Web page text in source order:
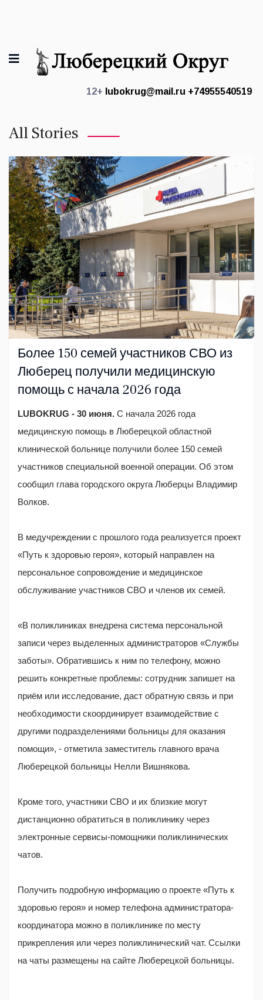
12+ lubokrug@mail.ru +74955540519
All Stories
Более 150 семей участников СВО из
Люберец получили медицинскую
помощь с начала 2026 года
LUBOKRUG - 30 июня. С начала 2026 года
медицинскую помощь в Люберецкой областной
клинической больнице получили более 150 семей
участников специальной военной операции. Об этом
сообщил глава городского округа Люберцы Владимир
Волков.
В медучреждении с прошлого года реализуется проект
«Путь к здоровью героя», который направлен на
персональное сопровождение и медицинское
обслуживание участников СВО и членов их семей.
«В поликлиниках внедрена система персональной
записи через выделенных администраторов «Службы
заботы». Обратившись к ним по телефону, можно
решить конкретные проблемы: сотрудник запишет на
приём или исследование, даст обратную связь и при
необходимости скоординирует взаимодействие с
другими подразделениями больницы для оказания
помощи», - отметила заместитель главного врача
Люберецкой больницы Нелли Вишнякова.
Кроме того, участники СВО и их близкие могут
дистанционно обратиться в поликлинику через
электронные сервисы-помощники поликлинических
чатов.
Получить подробную информацию о проекте «Путь к
здоровью героя» и номер телефона администратора-
координатора можно в поликлинике по месту
прикрепления или через поликлинический чат. Ссылки
на чаты размещены на сайте Люберецкой больницы.